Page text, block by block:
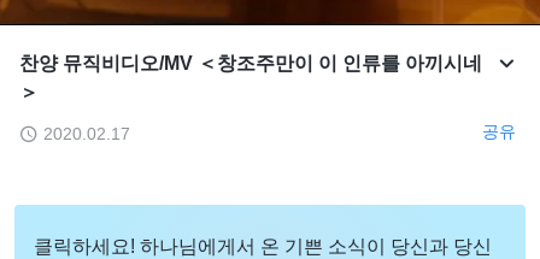
찬양 뮤직비디오/MV ＜창조주만이 이 인류를 아끼시네
＞
2020.02.17 공유
클릭하세요! 하나님에게서 온 기쁜 소식이 당신과 당신